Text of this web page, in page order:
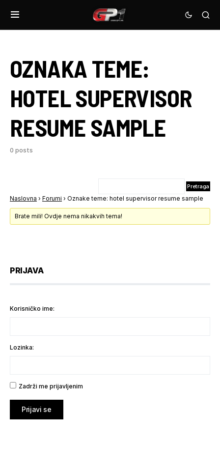
OZNAKA TEME:
HOTEL SUPERVISOR
RESUME SAMPLE
0 posts
Naslovna › Forumi › Oznake teme: hotel supervisor resume sample
Brate mili! Ovdje nema nikakvih tema!
PRIJAVA
Korisničko ime:
Lozinka:
Zadrži me prijavljenim
Prijavi se